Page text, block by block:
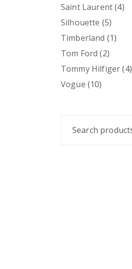
Saint Laurent(4)
Silhouette (5)
Timberland (1)
Tom Ford (2)
Tommy Hilfiger (4)
Vogue (10)